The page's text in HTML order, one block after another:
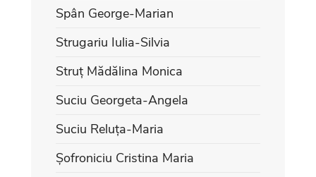
Spân George-Marian
Strugariu Iulia-Silvia
Struț Mădălina Monica
Suciu Georgeta-Angela
Suciu Reluța-Maria
Șofroniciu Cristina Maria